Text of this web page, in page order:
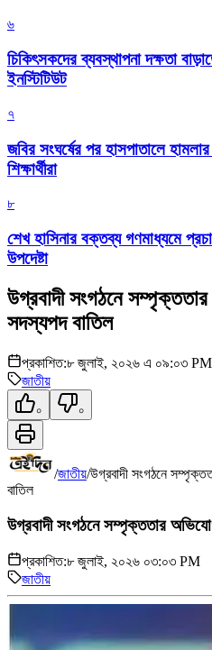
৬
চিকিৎসকদের ব্যবস্থাপনা দক্ষতা
ইনস্টিটিউট
৭
জবির সংঘর্ষের পর হাসপাতালে
শিক্ষার্থীরা
৮
শেখ হাসিনার বক্তব্য গণমাধ্যমে
উপদেষ্টা
উগ্রবাদী সংগঠনে
সদস্যপদ বাতিল
প্রকাশিত:৮ জুলাই, ২০২৬ এ ০৯:০৩ PM
জাতীয়
০ ০
/জাতীয়/উগ্রবাদী সংগঠনে
বাতিল
উগ্রবাদী সংগঠনে সম্পৃক্ততার
প্রকাশিত:৮ জুলাই, ২০২৬ ০৩:০৩ PM
জাতীয়